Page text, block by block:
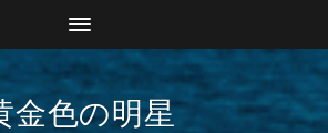
金色の明星